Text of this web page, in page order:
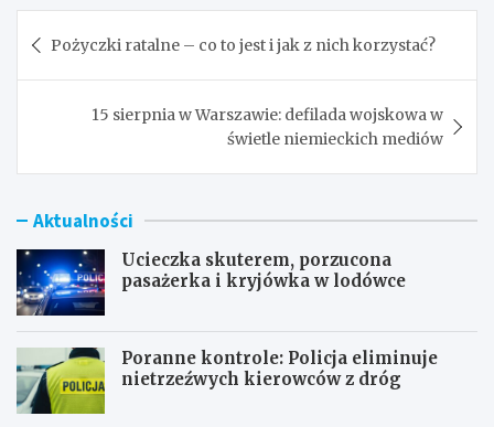
wpisu
Pożyczki ratalne – co to jest i jak z nich korzystać?
15 sierpnia w Warszawie: defilada wojskowa w
świetle niemieckich mediów
Aktualności
Ucieczka skuterem, porzucona
pasażerka i kryjówka w lodówce
Poranne kontrole: Policja eliminuje
nietrzeźwych kierowców z dróg